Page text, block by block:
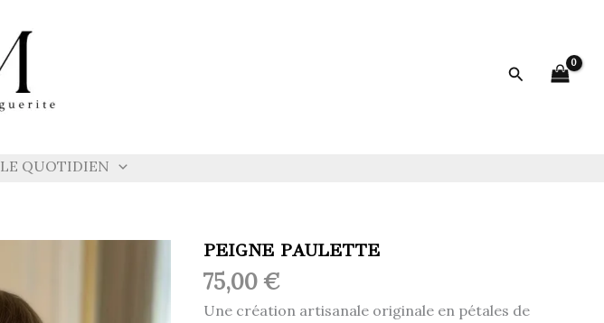
Rechercher
LE QUOTIDIEN
PEIGNE PAULETTE
75,00€
Une création artisanale originale en pétales de